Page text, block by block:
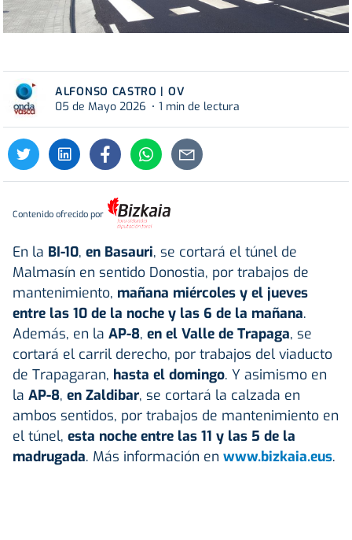
ALFONSO CASTRO | OV
05 de Mayo 2026
1 min de lectura
Contenido ofrecido por
En la BI-10, en Basauri, se cortará el túnel de
Malmasín en sentido Donostia, por trabajos de
mantenimiento, mañana miércoles y el jueves
entre las 10 de la noche y las 6 de la mañana.
Además, en la AP-8, en el Valle de Trapaga, se
cortará el carril derecho, por trabajos del viaducto
de Trapagaran, hasta el domingo. Y asimismo en
la AP-8, en Zaldibar, se cortará la calzada en
ambos sentidos, por trabajos de mantenimiento en
el túnel, esta noche entre las 11 y las 5 de la
madrugada. Más información en www.bizkaia.eus.